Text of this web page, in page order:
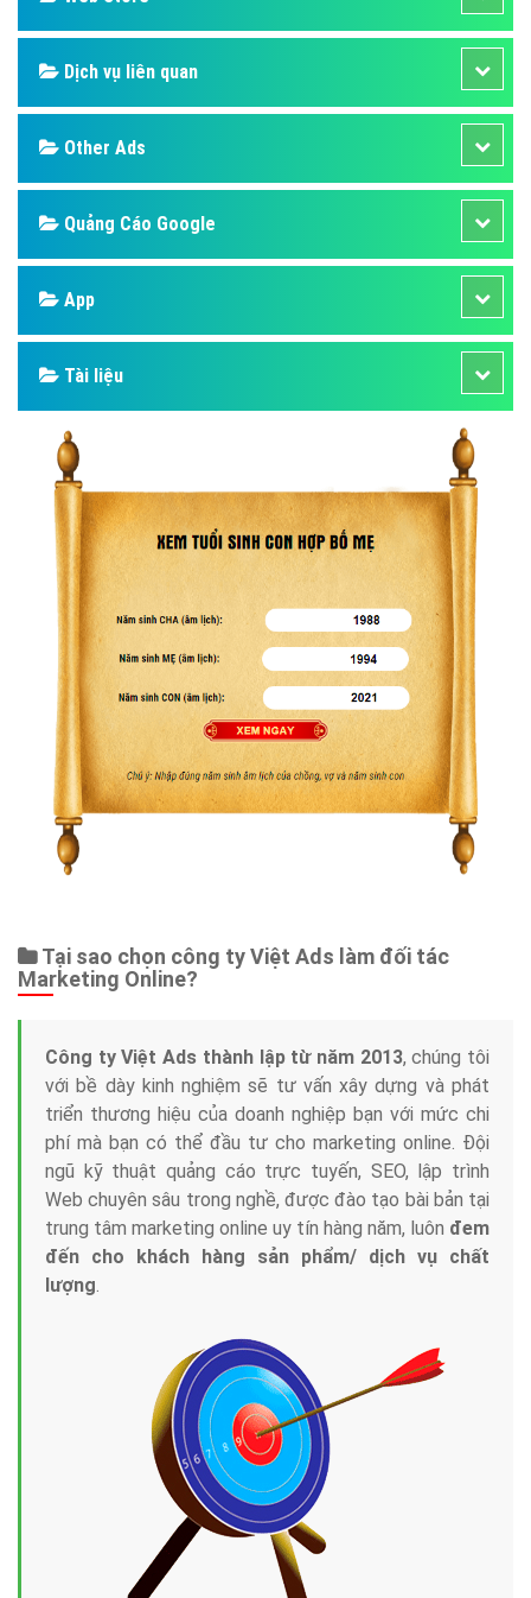
Dịch vụ liên quan
Other Ads
Quảng Cáo Google
App
Tài liệu
Tại sao chọn công ty Việt Ads làm đối tác
Marketing Online?
Công ty Việt Ads thành lập từ năm 2013, chúng tôi
với bề dày kinh nghiệm sẽ tư vấn xây dựng và phát
triển thương hiệu của doanh nghiệp bạn với mức chi
phí mà bạn có thể đầu tư cho marketing online. Đội
ngũ kỹ thuật quảng cáo trực tuyến, SEO, lập trình
Web chuyên sâu trong nghề, được đào tạo bài bản tại
trung tâm marketing online uy tín hàng năm, luôn đem
đến cho khách hàng sản phẩm/ dịch vụ chất
lượng.